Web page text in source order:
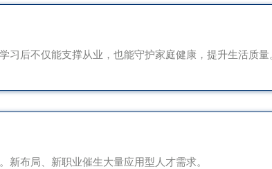
习后不仅能支撑从业，也能守护家庭健康，提升生活质量
新布局、新职业催生大量应用型人才需求。